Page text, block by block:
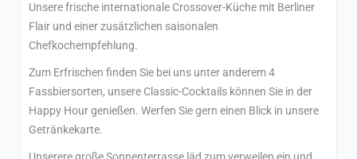
Unsere frische internationale Crossover-Küche mit Berliner
Flair und einer zusätzlichen saisonalen
Chefkochempfehlung.
Zum Erfrischen finden Sie bei uns unter anderem 4
Fassbiersorten, unsere Classic-Cocktails können Sie in der
Happy Hour genießen. Werfen Sie gern einen Blick in unsere
Getränkekarte.